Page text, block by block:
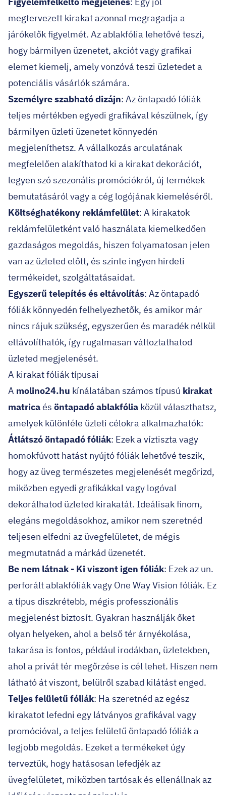
megtervezett kirakat azonnal megragadja a
járókelők figyelmét. Az ablakfólia lehetővé teszi,
hogy bármilyen üzenetet, akciót vagy grafikai
elemet kiemelj, amely vonzóvá teszi üzletedet a
potenciális vásárlók számára.
Személyre szabható dizájn: Az öntapadó fóliák
teljes mértékben egyedi grafikával készülnek, így
bármilyen üzleti üzenetet könnyedén
megjeleníthetsz. A vállalkozás arculatának
megfelelően alakíthatod ki a kirakat dekorációt,
legyen szó szezonális promóciókról, új termékek
bemutatásáról vagy a cég logójának kiemeléséről.
Költséghatékony reklámfelület: A kirakatok
reklámfelületként való használata kiemelkedően
gazdaságos megoldás, hiszen folyamatosan jelen
van az üzleted előtt, és szinte ingyen hirdeti
termékeidet, szolgáltatásaidat.
Egyszerű telepítés és eltávolítás: Az öntapadó
fóliák könnyedén felhelyezhetők, és amikor már
nincs rájuk szükség, egyszerűen és maradék nélkül
eltávolíthatók, így rugalmasan változtathatod
üzleted megjelenését.
A kirakat fóliák típusai
A molino24.hu kínálatában számos típusú kirakat
matricaés öntapadó ablakfólia közül választhatsz,
amelyek különféle üzleti célokra alkalmazhatók:
Átlátszó öntapadó fóliák: Ezek a víztiszta vagy
homokfúvott hatást nyújtó fóliák lehetővé teszik,
hogy az üveg természetes megjelenését megőrizd,
miközben egyedi grafikákkal vagy logóval
dekorálhatod üzleted kirakatát. Ideálisak finom,
elegáns megoldásokhoz, amikor nem szeretnéd
teljesen elfedni az üvegfelületet, de mégis
megmutatnád a márkád üzenetét.
Be nem látnak - Ki viszont igen fóliák: Ezek az un.
perforált ablakfóliák vagy One Way Vision fóliák. Ez
a típus diszkrétebb, mégis professzionális
megjelenést biztosít. Gyakran használják őket
olyan helyeken, ahol a belső tér árnyékolása,
takarása is fontos, például irodákban, üzletekben,
ahol a privát tér megőrzése is cél lehet. Hiszen nem
látható át viszont, belülről szabad kilátást enged.
Teljes felületű fóliák: Ha szeretnéd az egész
kirakatot lefedni egy látványos grafikával vagy
promócióval, a teljes felületű öntapadó fóliák a
legjobb megoldás. Ezeket a termékeket úgy
terveztük, hogy hatásosan lefedjék az
üvegfelületet, miközben tartósak és ellenállnak az